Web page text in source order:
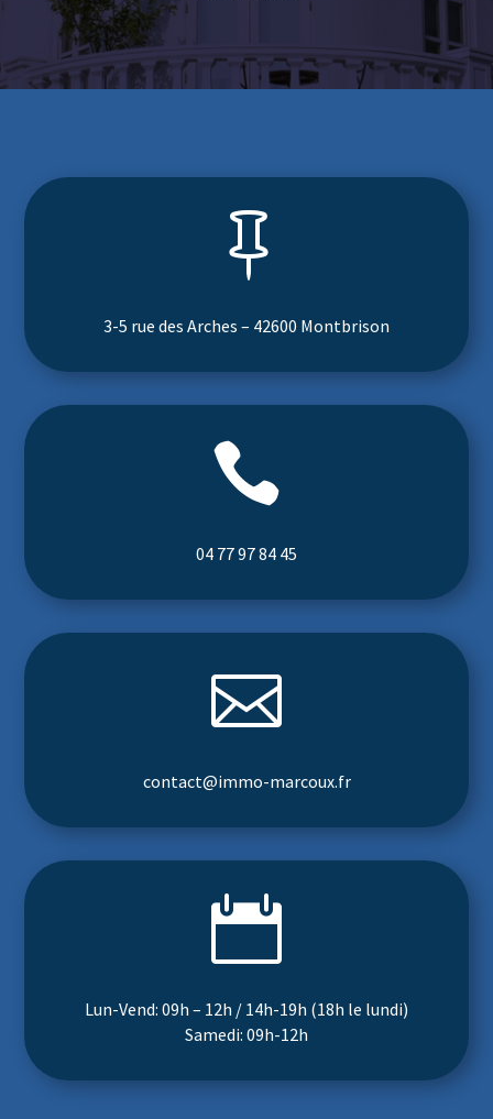

3-5 rue des Arches – 42600 Montbrison

04 77 97 84 45

contact@immo-marcoux.fr

Lun-Vend: 09h – 12h / 14h-19h (18h le lundi)
Samedi: 09h-12h